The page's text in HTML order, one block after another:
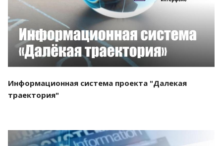
Информационная система проекта "Далекая
траектория"